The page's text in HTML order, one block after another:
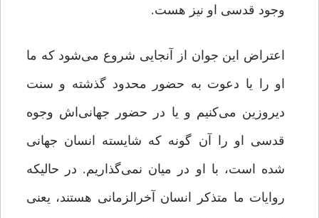
وجود قدسی او نیز هست.
اعتراض این جوان از آنجایی شروع می‌شود که ما
او را یا دعوت به حضور محدود گذشته و سنت
دیروزین می‌کنیم و یا در حضور جهانی‌اش وجوه
قدسی او را آن ‌گونه که شایسته‌ انسان جهانی
شده است، با او در میان نمی‌گذاریم. در حالیکه
روایات ما متذکر انسان آخرالزمانی هستند، یعنی